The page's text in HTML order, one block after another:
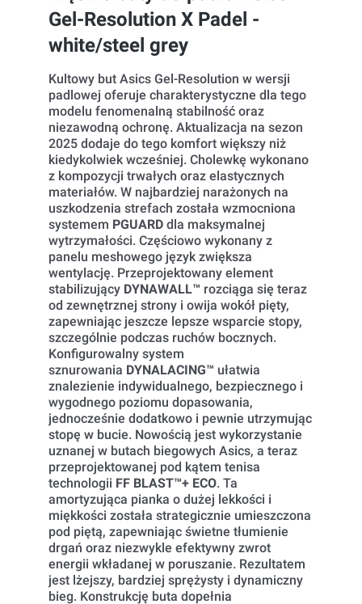
Gel-Resolution X Padel -
white/steel grey
Kultowy but Asics Gel-Resolution w wersji
padlowej oferuje charakterystyczne dla tego
modelu fenomenalną stabilność oraz
niezawodną ochronę. Aktualizacja na sezon
2025 dodaje do tego komfort większy niż
kiedykolwiek wcześniej. Cholewkę wykonano
z kompozycji trwałych oraz elastycznych
materiałów. W najbardziej narażonych na
uszkodzenia strefach została wzmocniona
systemem PGUARD dla maksymalnej
wytrzymałości. Częściowo wykonany z
panelu meshowego język zwiększa
wentylację. Przeprojektowany element
stabilizujący DYNAWALL™ rozciąga się teraz
od zewnętrznej strony i owija wokół pięty,
zapewniając jeszcze lepsze wsparcie stopy,
szczególnie podczas ruchów bocznych.
Konfigurowalny system
sznurowania DYNALACING™ ułatwia
znalezienie indywidualnego, bezpiecznego i
wygodnego poziomu dopasowania,
jednocześnie dodatkowo i pewnie utrzymując
stopę w bucie. Nowością jest wykorzystanie
uznanej w butach biegowych Asics, a teraz
przeprojektowanej pod kątem tenisa
technologii FF BLAST™+ ECO. Ta
amortyzująca pianka o dużej lekkości i
miękkości została strategicznie umieszczona
pod piętą, zapewniając świetne tłumienie
drgań oraz niezwykle efektywny zwrot
energii wkładanej w poruszanie. Rezultatem
jest lżejszy, bardziej sprężysty i dynamiczny
bieg. Konstrukcję buta dopełnia